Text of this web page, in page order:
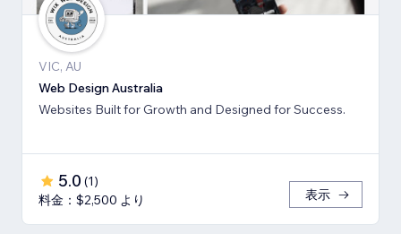
VIC, AU
Web Design Australia
Websites Built for Growth and Designed for Success.
5.0 (1)
料金：$2,500 より
表示